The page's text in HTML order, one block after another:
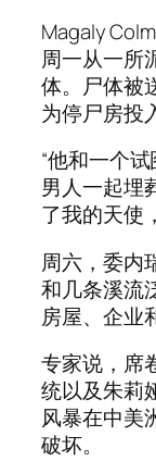
Magaly
周一从一所
体。尸体被
为停尸房投
“他和一个
男人一起埋
了我的天使
周六，委内
和几条溪流
房屋、企业
专家说，席
统以及朱莉
风暴在中美
破坏。